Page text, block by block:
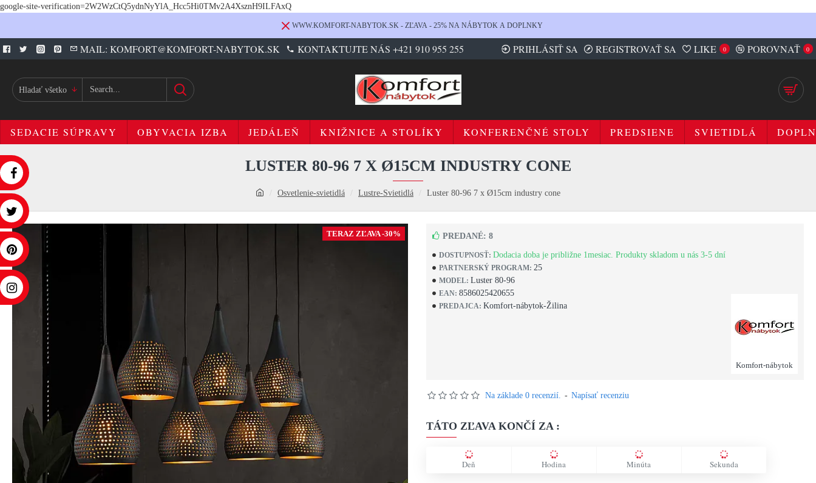
google-site-verification=2W2WzCtQ5ydnNyYlA_Hcc5Hi0TMv2A4XsznH9ILFAxQ
WWW.KOMFORT-NABYTOK.SK - ZĽAVA - 25% NA NÁBYTOK A DOPLNKY
MAIL: KOMFORT@KOMFORT-NABYTOK.SK KONTAKTUJTE NÁS +421 910 955 255 PRIHLÁSIŤ SA REGISTROVAŤ SA LIKE 0 POROVNAŤ 0
Hladať všetko
SEDACIE SÚPRAVY OBYVACIA IZBA JEDÁLEŇ KNIŽNICE A STOLÍKY KONFERENČNÉ STOLY PREDSIENE SVIETIDLÁ
Osvetlenie-svietidlá Lustre-Svietidlá Luster 80-96 7 x Ø15cm industry cone
LUSTER 80-96 7 X Ø15CM INDUSTRY CONE
TERAZ ZĽAVA -30%
DOSTUPNOSŤ: Dodacia doba je približne 1mesiac. Produkty skladom u nás 3-5 dní
PARTNERSKÝ PROGRAM: 25
MODEL: Luster 80-96
EAN: 8586025420655
PREDAJCA: Komfort-nábytok-Žilina
Komfort-nábytok
PREDANÉ: 8
Na základe 0 recenzií. - Napísať recenziu
TÁTO ZĽAVA KONČÍ ZA :
Deň Hodina Minúta Sekunda